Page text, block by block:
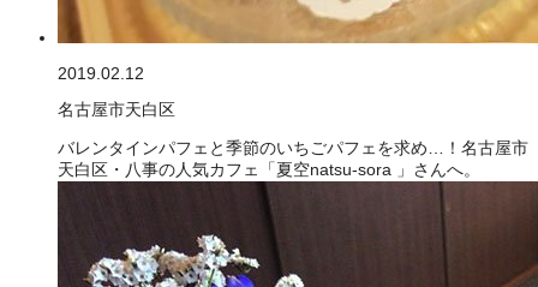
2019.02.12
名古屋市天白区
バレンタインパフェと季節のいちごパフェを求め…！名古屋市
天白区・八事の人気カフェ「夏空natsu-sora 」さんへ。